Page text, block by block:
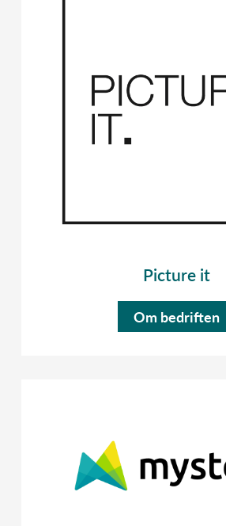
Picture it
Om bedriften